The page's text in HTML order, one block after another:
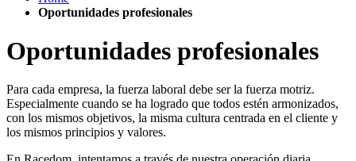
Oportunidades profesionales
Oportunidades profesionales
Para cada empresa, la fuerza laboral debe ser la fuerza motriz.
Especialmente cuando se ha logrado que todos estén armonizados,
con los mismos objetivos, la misma cultura centrada en el cliente y
los mismos principios y valores.